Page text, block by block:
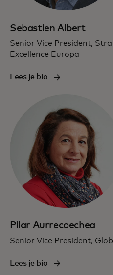
Sebastien Albert
Senior Vice President,
Excellence Europa
Lees je bio
Pilar Aurrecoechea
Senior Vice President,
Lees je bio